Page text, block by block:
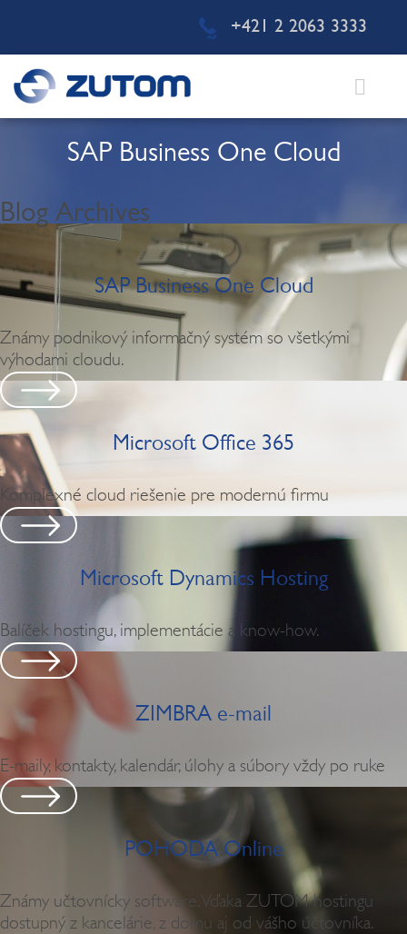
+421 2 2063 3333
SAP Business One Cloud
Blog Archives
SAP Business One Cloud
Známy podnikový informačný systém so všetkými
výhodami cloudu.
Microsoft Office 365
Komplexné cloud riešenie pre modernú firmu
Microsoft Dynamics Hosting
Balíček hostingu, implementácie a know-how.
ZIMBRA e-mail
E-maily, kontakty, kalendár, úlohy a súbory vždy po ruke
POHODA Online
Známy učtovnícky software. Vďaka ZUTOM hostingu
dostupný z kancelárie, z domu aj od vášho účtovníka.